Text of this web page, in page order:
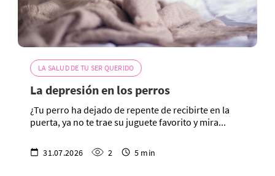
LA SALUD DE TU SER QUERIDO
La depresión en los perros
¿Tu perro ha dejado de repente de recibirte en la
puerta, ya no te trae su juguete favorito y mira...
31.07.2026 2 5 min